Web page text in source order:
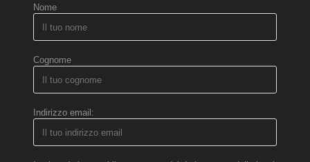
Nome
Cognome
Indirizzo email: